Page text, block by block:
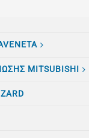
MITSUBISHI